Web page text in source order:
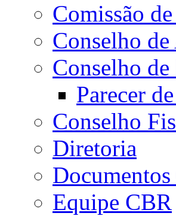
Comissão
Conselho
Conselho
Parecer
Conselho
Diretoria
Equipe CBR